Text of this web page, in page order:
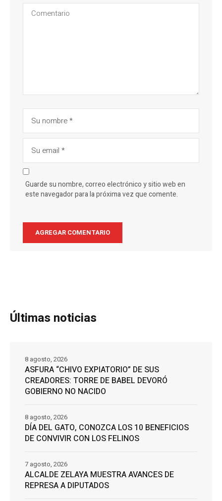
Guarde su nombre, correo electrónico y sitio web en
este navegador para la próxima vez que comente.
Últimas noticias
ASFURA “CHIVO EXPIATORIO” DE SUS
CREADORES: TORRE DE BABEL DEVORÓ
GOBIERNO NO NACIDO
8 agosto, 2026
DÍA DEL GATO, CONOZCA LOS 10 BENEFICIOS
DE CONVIVIR CON LOS FELINOS
8 agosto, 2026
ALCALDE ZELAYA MUESTRA AVANCES DE
REPRESA A DIPUTADOS
7 agosto, 2026